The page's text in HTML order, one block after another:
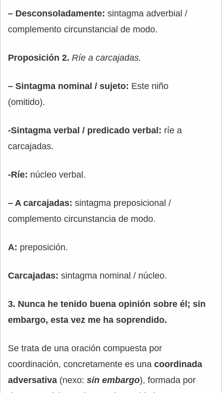
– Desconsoladamente: sintagma adverbial /
complemento circunstancial de modo.
Proposición 2. Ríe a carcajadas.
– Sintagma nominal / sujeto: Este niño
(omitido).
-Sintagma verbal / predicado verbal: ríe a
carcajadas.
-Ríe: núcleo verbal.
– A carcajadas: sintagma preposicional /
complemento circunstancia de modo.
A: preposición.
Carcajadas: sintagma nominal / núcleo.
3. Nunca he tenido buena opinión sobre él; sin
embargo, esta vez me ha soprendido.
Se trata de una oración compuesta por
coordinación, concretamente es una coordinada
adversativa (nexo: sin embargo), formada por